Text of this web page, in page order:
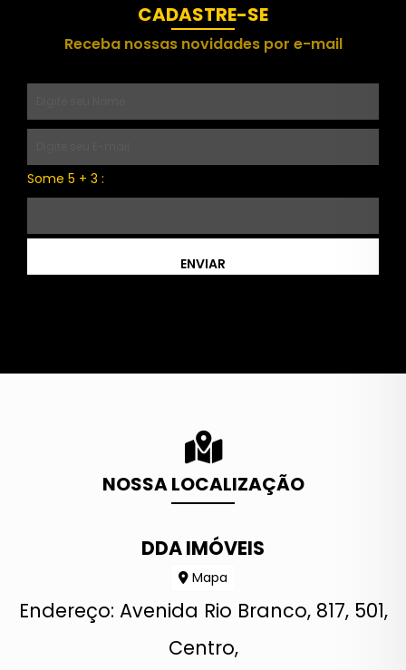
CADASTRE-SE
Receba nossas novidades por e-mail
Some 5 + 3 :
ENVIAR
NOSSA LOCALIZAÇÃO
DDA IMÓVEIS
Mapa
Endereço: Avenida Rio Branco, 817, 501,
Centro,